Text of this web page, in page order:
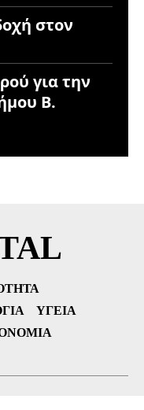
στον
για την
Β.
ΥΓΕΊΑ